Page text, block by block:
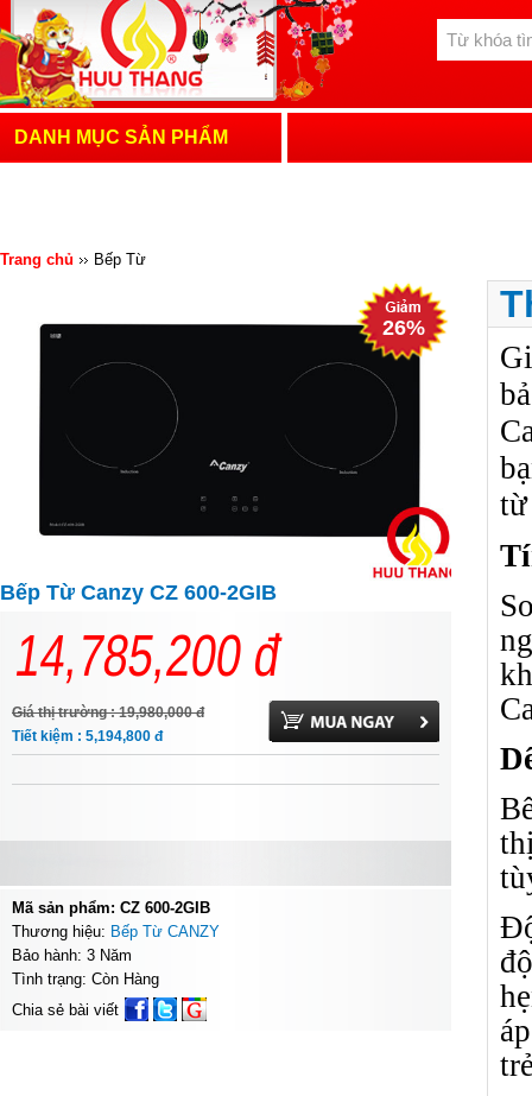
DANH MỤC SẢN PHẨM
Trang chủ Bếp Từ
26%
Bếp Từ Canzy CZ 600-2GIB
14,785,200đ
Giá thị trường : 19,980,000đ
Tiết kiệm : 5,194,800 đ
Mã sản phẩm: CZ 600-2GIB
Thương hiệu: Bếp Từ CANZY
Bảo hành: 3 Năm
Tình trạng: Còn Hàng
Chia sẻ bài viết